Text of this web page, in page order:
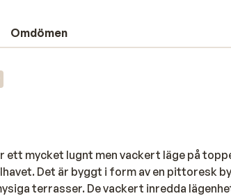
Omdömen
mycket lugnt men vackert läge på
Det är byggt i form av en pittoresk
terrasser. De vackert inredda